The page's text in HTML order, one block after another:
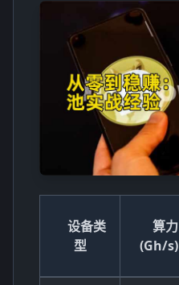
设备类
型
算力
(Gh/s)